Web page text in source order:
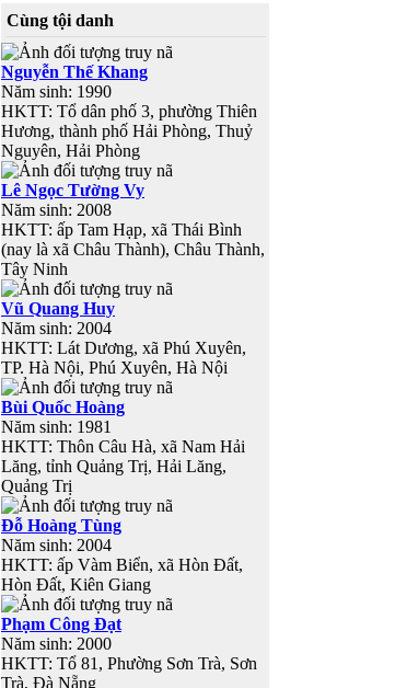
Cùng tội danh
Nguyễn Thế Khang
Năm sinh: 1990
HKTT: Tổ dân phố 3, phường Thiên
Hương, thành phố Hải Phòng, Thuỷ
Nguyên, Hải Phòng
Lê Ngọc Tường Vy
Năm sinh: 2008
HKTT: ấp Tam Hạp, xã Thái Bình
(nay là xã Châu Thành), Châu Thành,
Tây Ninh
Vũ Quang Huy
Năm sinh: 2004
HKTT: Lát Dương, xã Phú Xuyên,
TP. Hà Nội, Phú Xuyên, Hà Nội
Bùi Quốc Hoàng
Năm sinh: 1981
HKTT: Thôn Câu Hà, xã Nam Hải
Lăng, tỉnh Quảng Trị, Hải Lăng,
Quảng Trị
Đỗ Hoàng Tùng
Năm sinh: 2004
HKTT: ấp Vàm Biển, xã Hòn Đất,
Hòn Đất, Kiên Giang
Phạm Công Đạt
Năm sinh: 2000
HKTT: Tổ 81, Phường Sơn Trà, Sơn
Trà, Đà Nẵng